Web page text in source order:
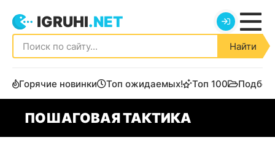
IGRUHI.NET
Найти
Горячие новинки Топ ожидаемых! Топ 100
ПОШАГОВАЯ ТАКТИКА